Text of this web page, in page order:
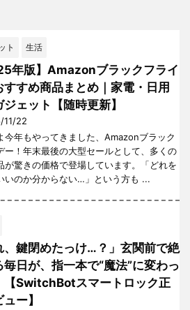
ト 生活
年版】Amazonブラックフライ
すすめ商品まとめ｜家電・日用
ェット【随時更新】
11/22
今年もやってきました、Amazonブラック
ー！年末最後の大型セールとして、多くの
が驚きの価格で登場しています。「どれを
いのか分からない…」という方も ...
、鍵閉めたっけ…？」玄関前で絶
毎日が、指一本で“魔法”に変わっ
【SwitchBotスマートロック正
ー】